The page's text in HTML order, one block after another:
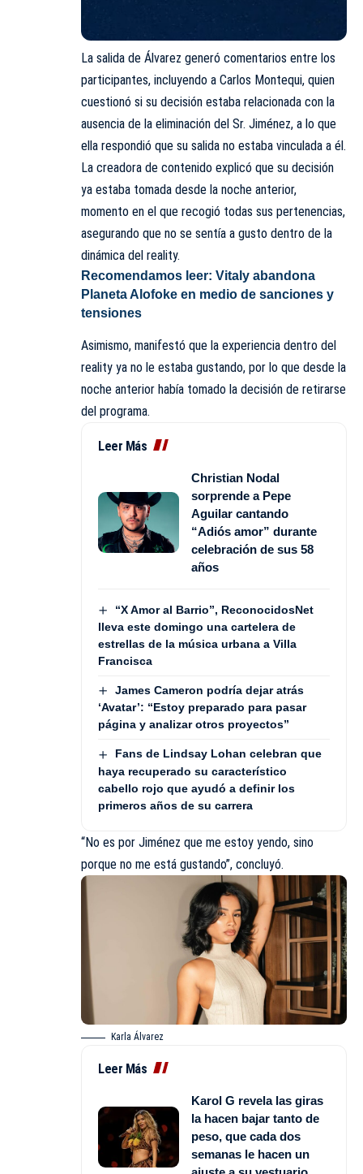
La salida de Álvarez generó comentarios entre los
participantes, incluyendo a Carlos Montequi, quien
cuestionó si su decisión estaba relacionada con la
ausencia de la eliminación del Sr. Jiménez, a lo que
ella respondió que su salida no estaba vinculada a él.
La creadora de contenido explicó que su decisión
ya estaba tomada desde la noche anterior,
momento en el que recogió todas sus pertenencias,
asegurando que no se sentía a gusto dentro de la
dinámica del reality.
Recomendamos leer: Vitaly abandona
Planeta Alofoke en medio de sanciones y
tensiones
Asimismo, manifestó que la experiencia dentro del
reality ya no le estaba gustando, por lo que desde la
noche anterior había tomado la decisión de retirarse
del programa.
Leer Más
Christian Nodal
sorprende a Pepe
Aguilar cantando
“Adiós amor” durante
celebración de sus 58
años
“X Amor al Barrio”, ReconocidosNet
lleva este domingo una cartelera de
estrellas de la música urbana a Villa
Francisca
James Cameron podría dejar atrás
‘Avatar’: “Estoy preparado para pasar
página y analizar otros proyectos”
Fans de Lindsay Lohan celebran que
haya recuperado su característico
cabello rojo que ayudó a definir los
primeros años de su carrera
“No es por Jiménez que me estoy yendo, sino
porque no me está gustando”, concluyó.
Karla Álvarez
Leer Más
Karol G revela las giras
la hacen bajar tanto de
peso, que cada dos
semanas le hacen un